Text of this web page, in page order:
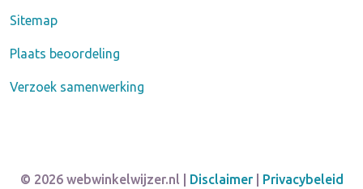
Sitemap
Plaats beoordeling
Verzoek samenwerking
© 2026 webwinkelwijzer.nl | Disclaimer| Privacybeleid